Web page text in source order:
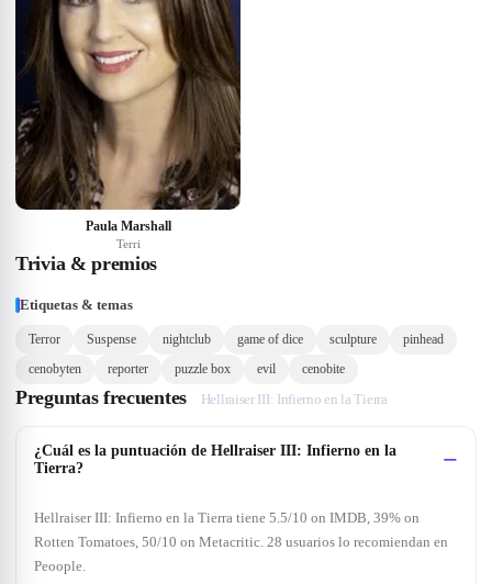
Paula Marshall
Terri
Trivia & premios
Etiquetas & temas
Terror Suspense nightclub game of dice sculpture
pinhead
cenobyten
reporter puzzle box evil cenobite
Preguntas frecuentes Hellraiser III: Infierno en la Tierra
¿Cuál es la puntuación de Hellraiser III: Infierno en la
Tierra?
Hellraiser III: Infierno en la Tierra tiene 5.5/10 on IMDB, 39% on
Rotten Tomatoes, 50/10 on Metacritic. 28 usuarios lo recomiendan en
Peoople.